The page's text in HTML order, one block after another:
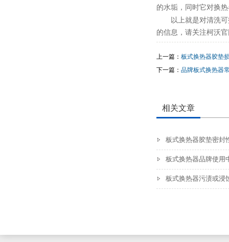
的水垢，同时它对换
以上就是对清洗
的信息，请关注柯沃
上一篇： 板式换热器胶垫
下一篇： 品牌板式换热器
相关文章
板式换热器胶垫密封
板式换热器品牌使用
板式换热器污渍或浸